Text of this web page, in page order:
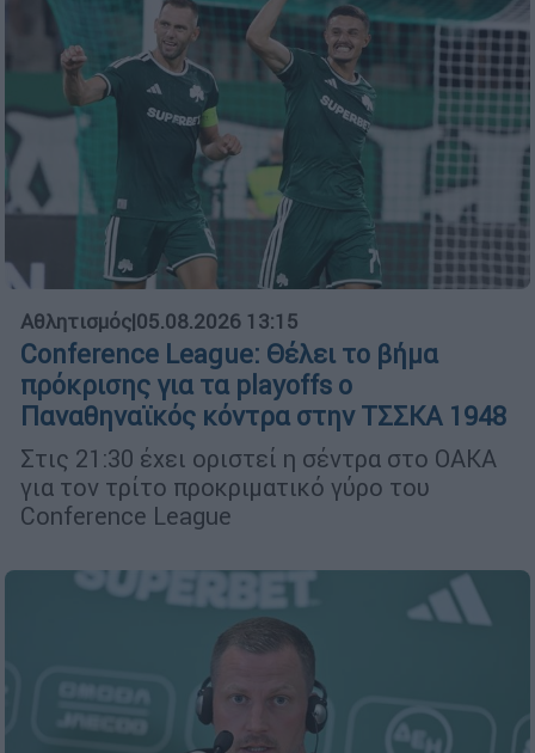
Αθλητισμός|05.08.2026 13:15
Conference League: Θέλει το βήμα
πρόκρισης για τα playoffs ο
Παναθηναϊκός κόντρα στην ΤΣΣΚΑ 1948
Στις 21:30 έχει οριστεί η σέντρα στο ΟΑΚΑ
για τον τρίτο προκριματικό γύρο του
Conference League